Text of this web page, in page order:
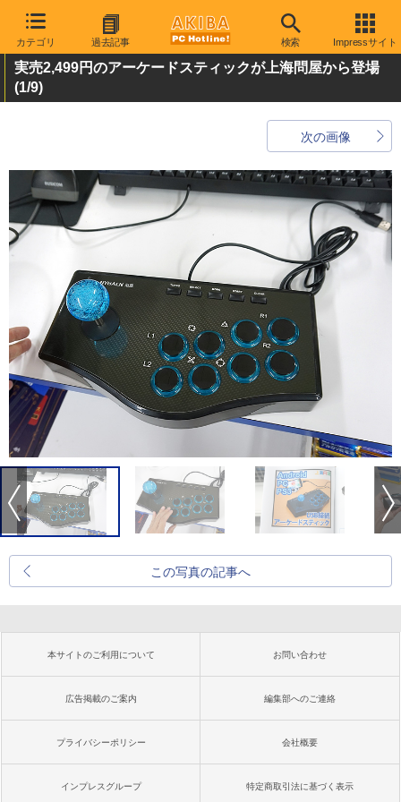
カテゴリ 過去記事 検索 Impressサイト
実売2,499円のアーケードスティックが上海問屋から登場
(1/9)
次の画像
この写真の記事へ
本サイトのご利用について お問い合わせ
広告掲載のご案内 編集部へのご連絡
プライバシーポリシー 会社概要
インプレスグループ 特定商取引法に基づく表示